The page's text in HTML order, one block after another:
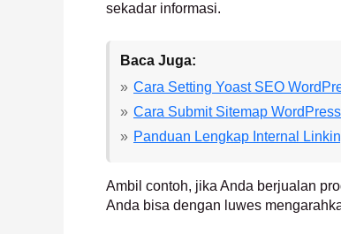
sekadar informasi.
Baca Juga:
Cara Setting Yoast SEO
Cara Submit Sitemap
Panduan Lengkap Internal
Ambil contoh, jika Anda berjualan
Anda bisa dengan luwes